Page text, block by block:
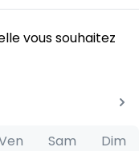
vous souhaitez
Sam Dim